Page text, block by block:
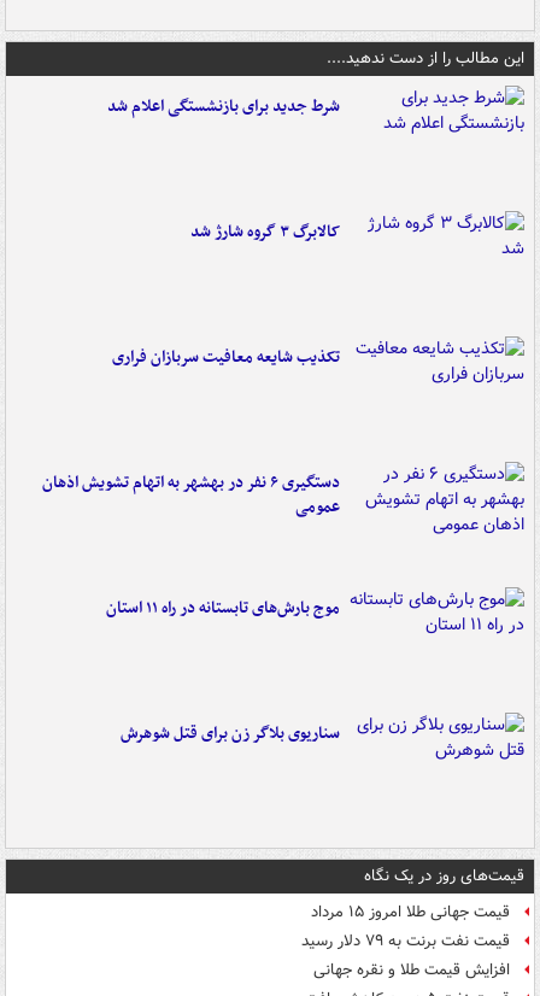
این مطالب را از دست ندهید....
شرط جدید برای بازنشستگی اعلام شد
کالابرگ ۳ گروه شارژ شد
تکذیب شایعه معافیت سربازان فراری
دستگیری ۶ نفر در بهشهر به اتهام تشویش اذهان
عمومی
موج بارش‌های تابستانه در راه ۱۱ استان
سناریوی بلاگر زن برای قتل شوهرش
قیمت‌های روز در یک نگاه
قیمت جهانی طلا امروز ۱۵ مرداد
قیمت نفت برنت به ۷۹ دلار رسید
افزایش قیمت طلا و نقره جهانی